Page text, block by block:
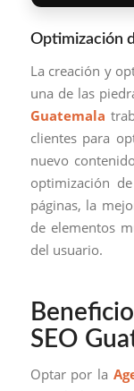
Optimización
La creación y
una de las
Guatemala
clientes para
nuevo
optimización
páginas, la
de elementos
del usuario.
SEO
Optar por la